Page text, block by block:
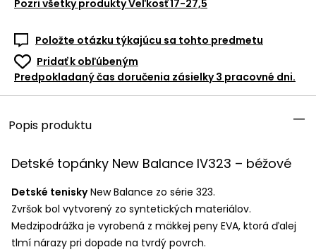
Pozri všetky produktyVeľkosť 17-27,5
Položte otázku týkajúcu sa tohto predmetu
Pridať k obľúbeným
Predpokladaný čas doručenia zásielky 3 pracovné dni.
Popis produktu
Detské topánky New Balance IV323 – béžové
Detské teniskyNew Balance zo série 323.
Zvršok bol vytvorený zo syntetických materiálov.
Medzipodrážka je vyrobená z mäkkej peny EVA, ktorá ďalej
tlmí nárazy pri dopade na tvrdý povrch.